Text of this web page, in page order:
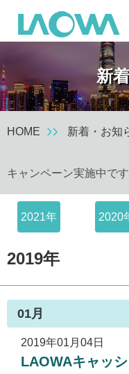
新
HOME 新着・お知
キャンペーン実施中です
2021年 2020
2019年
01月
2019年01月04日
LAOWAキャッ